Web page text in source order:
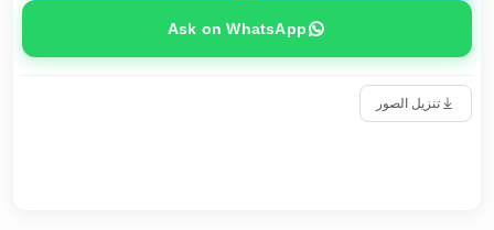
Ask on WhatsApp
تنزيل الصور